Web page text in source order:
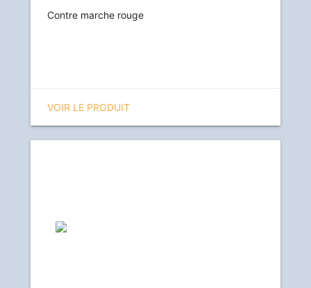
Contre marche rouge
VOIR LE PRODUIT